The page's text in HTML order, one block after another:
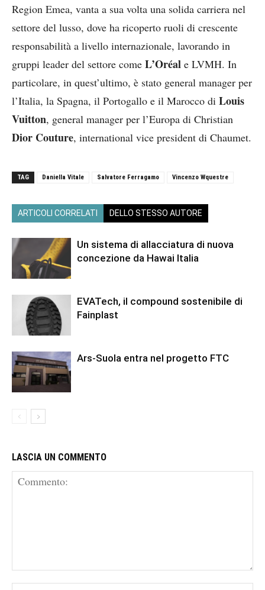
Region Emea, vanta a sua volta una solida carriera nel
settore del lusso, dove ha ricoperto ruoli di crescente
responsabilità a livello internazionale, lavorando in
gruppi leader del settore come L’Oréal e LVMH. In
particolare, in quest’ultimo, è stato general manager per
l’Italia, la Spagna, il Portogallo e il Marocco di Louis
Vuitton, general manager per l’Europa di Christian
Dior Couture, international vice president di Chaumet.
TAG Daniella Vitale Salvatore Ferragamo Vincenzo Wquestre
ARTICOLI CORRELATI DELLO STESSO AUTORE
Un sistema di allacciatura di nuova
concezione da Hawai Italia
EVATech, il compound sostenibile di
Fainplast
Ars-Suola entra nel progetto FTC
LASCIA UN COMMENTO